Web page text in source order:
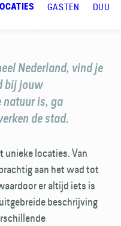
GASTEN
Nederland, vind je
bij jouw
natuur is, ga
de stad.
unieke locaties. Van
aan het wad tot
er altijd iets is
beschrijving